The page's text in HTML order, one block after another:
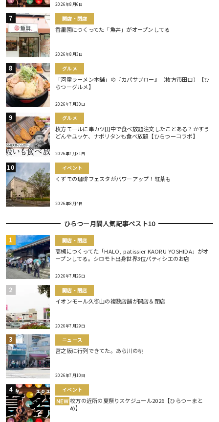
2026年8月6日
開店・閉店
香里園につくってた「魚丼」がオープンしてる
2026年8月3日
グルメ
「河童ラーメン本舗」の『カパサブロー』（枚方市田口）【ひ
らつーグルメ】
2026年7月30日
グルメ
枚方モールに串カツ田中で食べ放題注文したことある？かすう
どんやユッケ、ナポリタンも食べ放題【ひらつーコラボ】
2026年7月31日
イベント
くずモの珈琲フェスタがパワーアップ！紅茶も
2026年8月4日
ひらつー月間人気記事ベスト10
開店・閉店
高槻につくってた「HALO, patissier KAORU YOSHIDA」がオ
ープンしてる。シロモト出身世界3位パティシエのお店
2026年7月26日
開店・閉店
イオンモール久御山の複数店舗が開店＆閉店
2026年7月29日
ニュース
宮之阪に行列できてた。あら川の桃
2026年7月10日
イベント
NEW 枚方の近所の夏祭りスケジュール2026【ひらつーまと
め】